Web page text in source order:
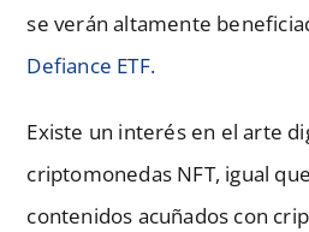
se verán altamente
Defiance ETF.
Existe un interés en el arte
criptomonedas NFT, igual
contenidos acuñados con